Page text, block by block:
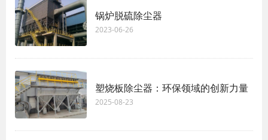
锅炉脱硫除尘器
2023-06-26
塑烧板除尘器：环保领域的创新力量
2025-08-23